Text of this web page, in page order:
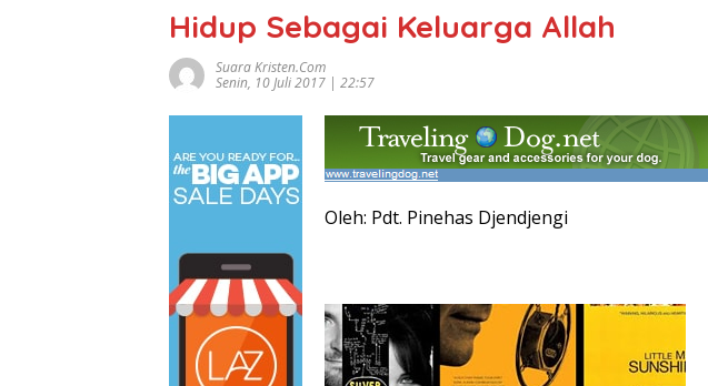
Hidup Sebagai Keluarga Allah
Suara Kristen.com
Senin, 10 Juli 2017 | 22:57
Oleh: Pdt. Pinehas Djendjengi